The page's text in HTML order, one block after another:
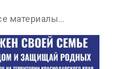
материалы…